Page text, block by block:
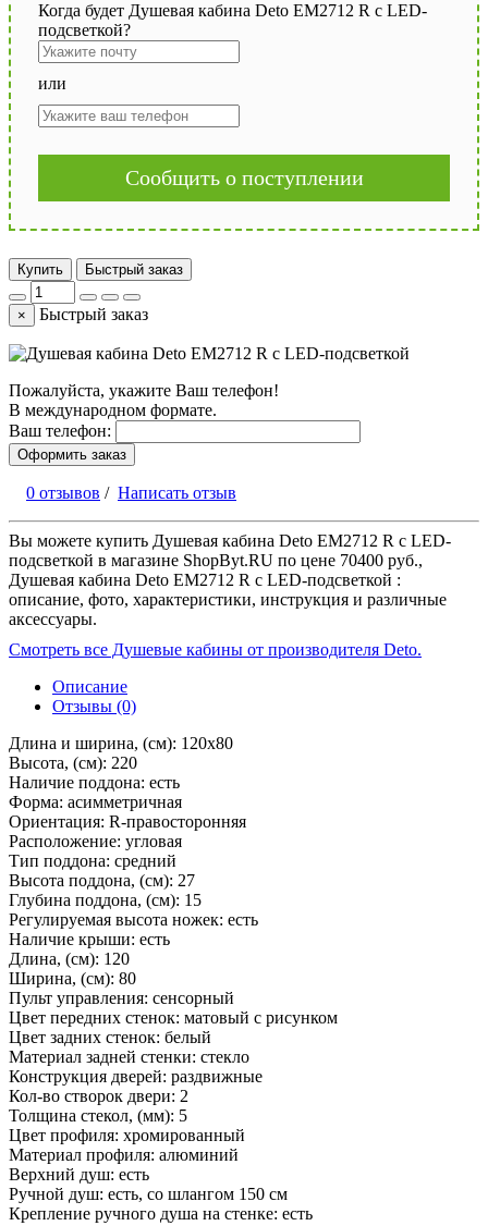
Когда будет Душевая кабина Deto EM2712 R с LED-
подсветкой?
или
Сообщить о поступлении
Купить Быстрый заказ
× Быстрый заказ
Пожалуйста, укажите Ваш телефон!
В международном формате.
Ваш телефон:
Оформить заказ
0 отзывов / Написать отзыв
Вы можете купить Душевая кабина Deto EM2712 R с LED-
подсветкой в магазине ShopByt.RU по цене 70400 руб.,
Душевая кабина Deto EM2712 R с LED-подсветкой :
описание, фото, характеристики, инструкция и различные
аксессуары.
Смотреть все Душевые кабины от производителя Deto.
Описание
Отзывы (0)
Длина и ширина, (см): 120x80
Высота, (см): 220
Наличие поддона: есть
Форма: асимметричная
Ориентация: R-правосторонняя
Расположение: угловая
Тип поддона: средний
Высота поддона, (см): 27
Глубина поддона, (см): 15
Регулируемая высота ножек: есть
Наличие крыши: есть
Длина, (см): 120
Ширина, (см): 80
Пульт управления: сенсорный
Цвет передних стенок: матовый с рисунком
Цвет задних стенок: белый
Материал задней стенки: стекло
Конструкция дверей: раздвижные
Кол-во створок двери: 2
Толщина стекол, (мм): 5
Цвет профиля: хромированный
Материал профиля: алюминий
Верхний душ: есть
Ручной душ: есть, со шлангом 150 см
Крепление ручного душа на стенке: есть